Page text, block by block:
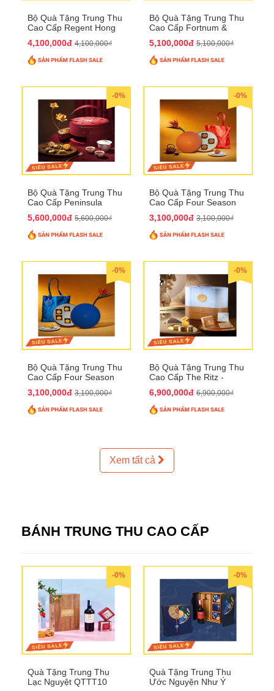
Bộ Quà Tặng Trung Thu
Cao Cấp Regent Hong
4,100,000đ 4,100,000₫
Bộ Quà Tặng Trung Thu
Cao Cấp Fortnum &
5,100,000đ 5,100,000₫
-0%
Bộ Quà Tặng Trung Thu
Cao Cấp Peninsula
5,600,000đ 5,600,000₫
-0%
Bộ Quà Tặng Trung Thu
Cao Cấp Four Season
3,100,000đ 3,100,000₫
-0%
Bộ Quà Tặng Trung Thu
Cao Cấp Four Season
3,100,000đ 3,100,000₫
-0%
Bộ Quà Tặng Trung Thu
Cao Cấp The Ritz -
6,900,000đ 6,900,000₫
Xem tất cả
BÁNH TRUNG THU CAO CẤP
-0%
Quà Tặng Trung Thu
Lạc Nguyệt QTTT10
-0%
Quà Tặng Trung Thu
Ước Nguyện Như Ý